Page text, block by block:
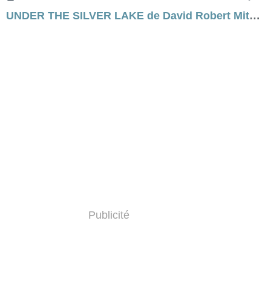
UNDER THE SILVER LAKE de David Robert Mitchell (Cannes 2018, Sélection Officielle, Compétition) [résumé] & [critique]
Publicité